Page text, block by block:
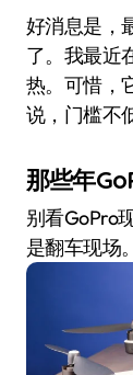
好消息是，
了。我最近
热。可惜，
说，门槛不
那些年
别看GoPro
是翻车现场。